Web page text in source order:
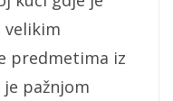
velikim
predmetima iz
pažnjom